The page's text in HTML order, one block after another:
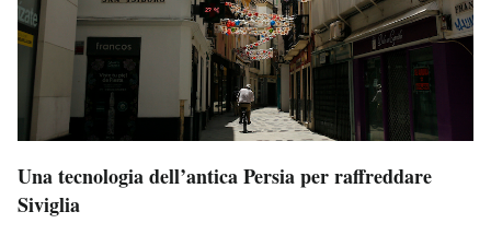
Una tecnologia dell’antica Persia per raffreddare
Siviglia